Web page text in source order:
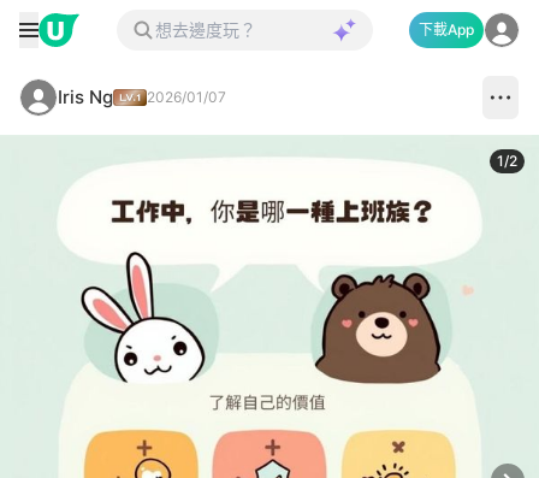
下載App
Iris Ng 2026/01/07
1/2